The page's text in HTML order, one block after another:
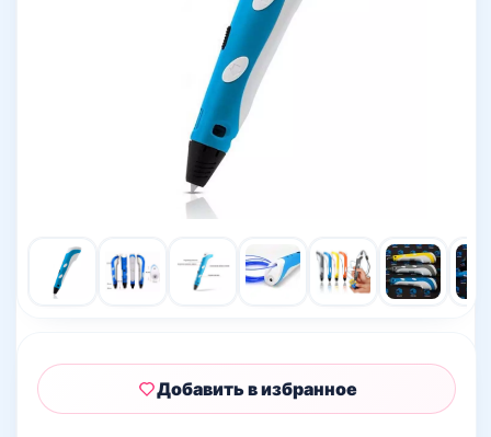
Добавить в избранное